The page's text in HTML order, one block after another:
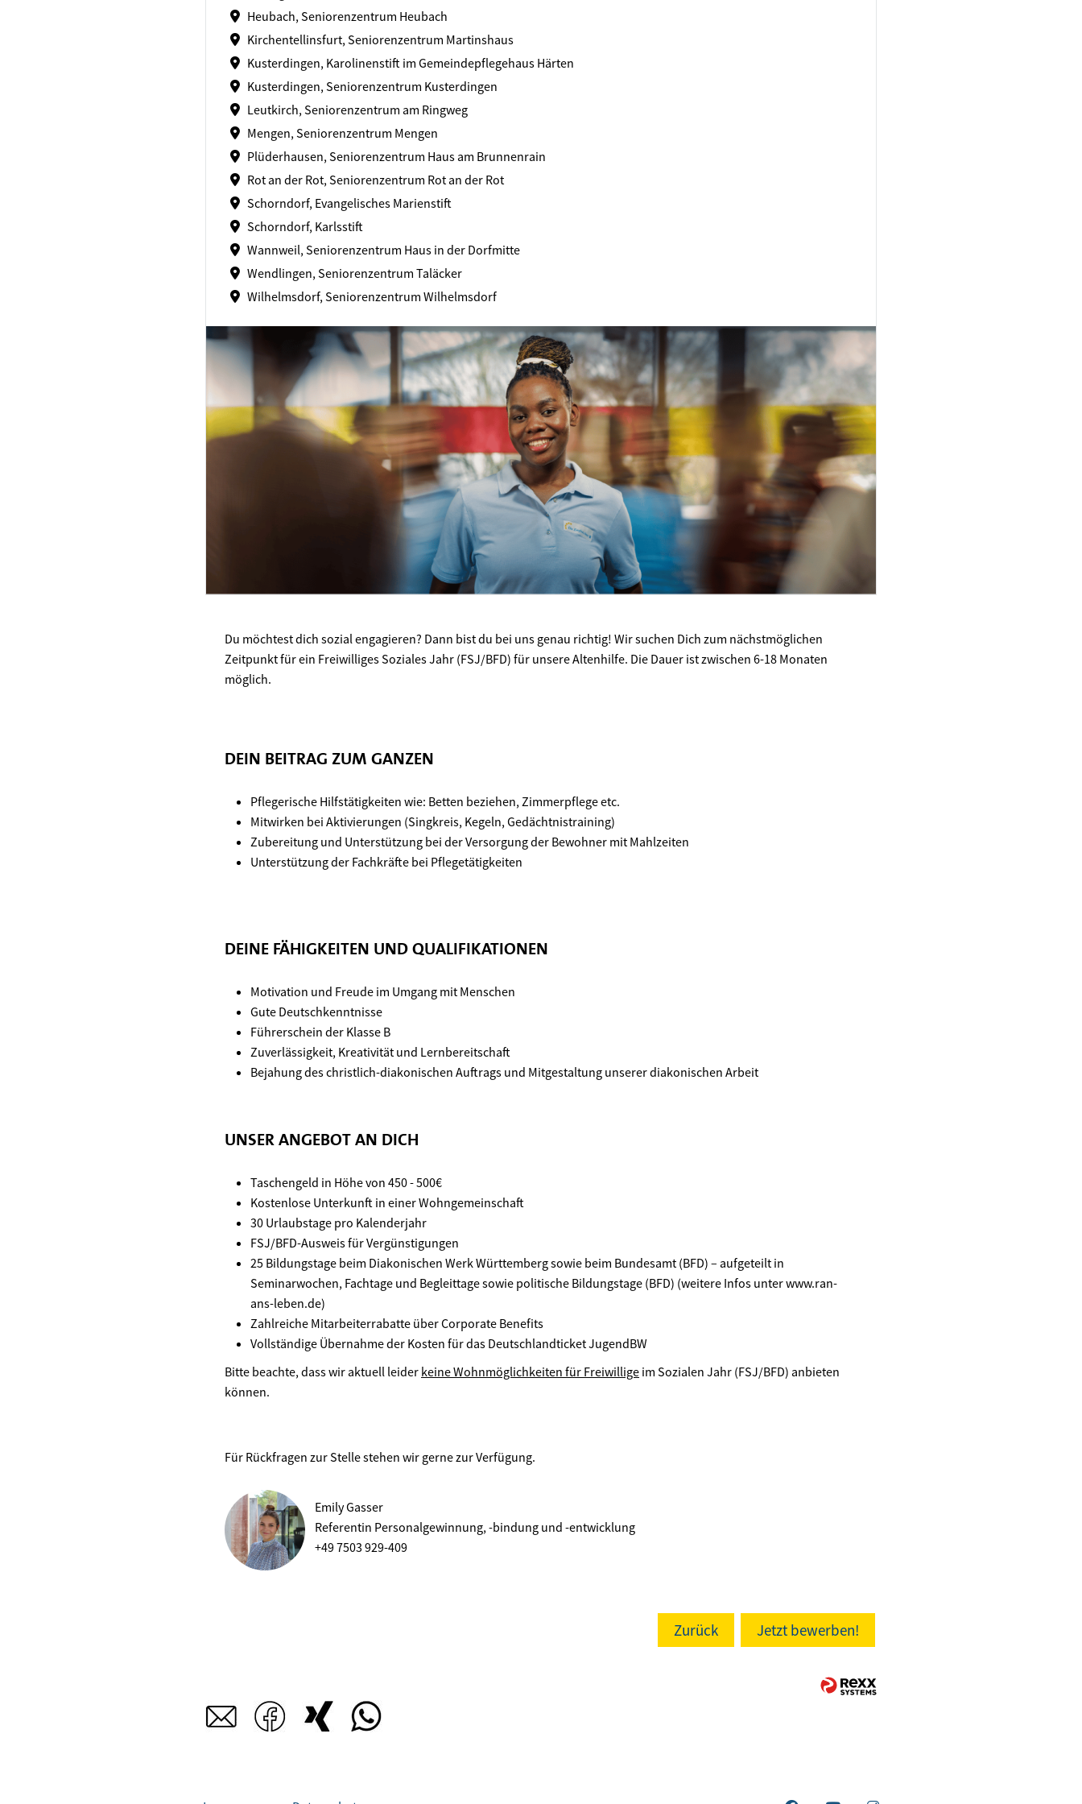
Heubach, Seniorenzentrum Heubach
Kirchentellinsfurt, Seniorenzentrum Martinshaus
Kusterdingen, Karolinenstift im Gemeindepflegehaus Härten
Kusterdingen, Seniorenzentrum Kusterdingen
Leutkirch, Seniorenzentrum am Ringweg
Mengen, Seniorenzentrum Mengen
Plüderhausen, Seniorenzentrum Haus am Brunnenrain
Rot an der Rot, Seniorenzentrum Rot an der Rot
Schorndorf, Evangelisches Marienstift
Schorndorf, Karlsstift
Wannweil, Seniorenzentrum Haus in der Dorfmitte
Wendlingen, Seniorenzentrum Taläcker
Wilhelmsdorf, Seniorenzentrum Wilhelmsdorf
Du möchtest dich sozial engagieren? Dann bist du bei uns genau richtig! Wir suchen Dich zum nächstmöglichen
Zeitpunkt für ein Freiwilliges Soziales Jahr (FSJ/BFD) für unsere Altenhilfe. Die Dauer ist zwischen 6-18 Monaten
möglich.
DEIN BEITRAG ZUM GANZEN
Pflegerische Hilfstätigkeiten wie: Betten beziehen, Zimmerpflege etc.
Mitwirken bei Aktivierungen (Singkreis, Kegeln, Gedächtnistraining)
Zubereitung und Unterstützung bei der Versorgung der Bewohner mit Mahlzeiten
Unterstützung der Fachkräfte bei Pflegetätigkeiten
DEINE FÄHIGKEITEN UND QUALIFIKATIONEN
Motivation und Freude im Umgang mit Menschen
Gute Deutschkenntnisse
Führerschein der Klasse B
Zuverlässigkeit, Kreativität und Lernbereitschaft
Bejahung des christlich-diakonischen Auftrags und Mitgestaltung unserer diakonischen Arbeit
UNSER ANGEBOT AN DICH
Taschengeld in Höhe von 450 - 500€
Kosten­lose Unter­kunft in einer Wohn­gemeinschaft
30 Urlaubstage pro Kalenderjahr
FSJ/BFD-Ausweis für Vergünstigungen
25 Bildungstage beim Diakonischen Werk Württemberg sowie beim Bundesamt (BFD) – aufgeteilt in
Seminarwochen, Fachtage und Begleittage sowie politische Bildungstage (BFD) (weitere Infos unter www.ran-
ans-leben.de)
Zahlreiche Mitarbeiterrabatte über Corporate Benefits
Vollständige Übernahme der Kosten für das Deutschlandticket JugendBW
Bitte beachte, dass wir aktuell leider keine Wohnmöglichkeiten für Freiwillige im Sozialen Jahr (FSJ/BFD) anbieten
können.
Für Rückfragen zur Stelle stehen wir gerne zur Verfügung.
Emily Gasser
Referentin Personalgewinnung, -bindung und -entwicklung
+49 7503 929-409
Zurück Jetzt bewerben!